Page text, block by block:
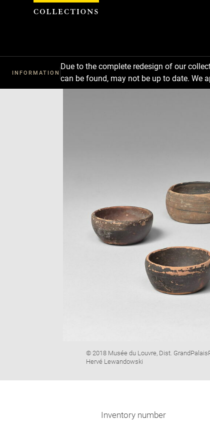
INFORMATION
Due to the complete redesign of our
can be found, may not be up to date. We
Image
caption:
© 2018 Musée du Louvre, Dist.
Hervé Lewandowski
Inventory number
Cookies management panel